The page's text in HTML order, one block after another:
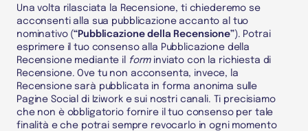
Una volta rilasciata la Recensione, ti chiederemo se
acconsenti alla sua pubblicazione accanto al tuo
nominativo (“Pubblicazione della Recensione”). Potrai
esprimere il tuo consenso alla Pubblicazione della
Recensione mediante il
forminviato con la richiesta di
Recensione. Ove tu non acconsenta, invece, la
Recensione sarà pubblicata in forma anonima sulle
Pagine Social di Iziwork e sui nostri canali. Ti precisiamo
che non è obbligatorio fornire il tuo consenso per tale
finalità e che potrai sempre revocarlo in ogni momento